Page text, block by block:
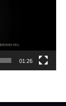
01:26